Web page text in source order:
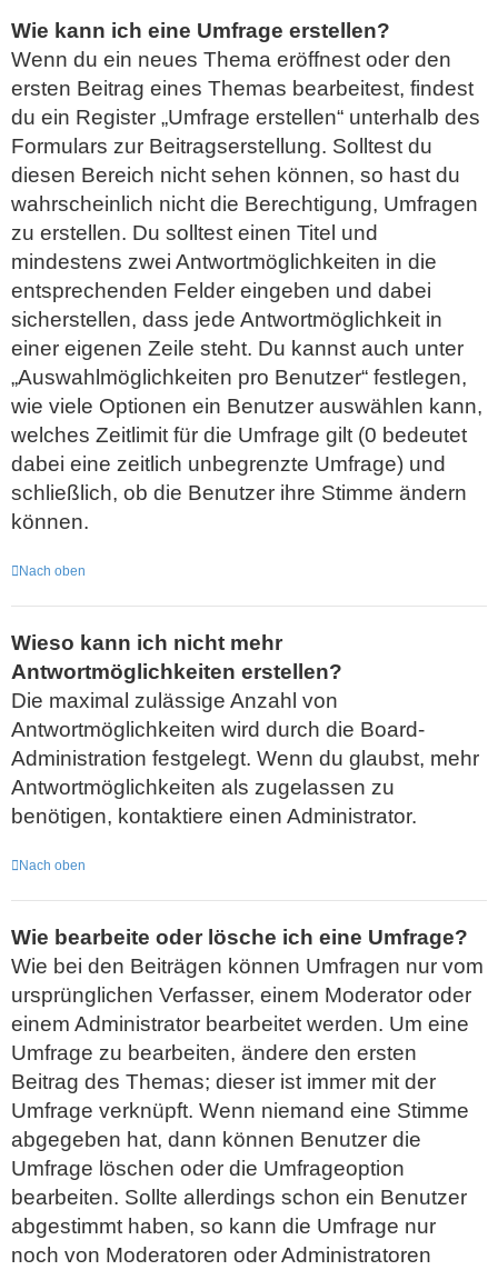
Wie kann ich eine Umfrage erstellen?
Wenn du ein neues Thema eröffnest oder den
ersten Beitrag eines Themas bearbeitest, findest
du ein Register „Umfrage erstellen“ unterhalb des
Formulars zur Beitragserstellung. Solltest du
diesen Bereich nicht sehen können, so hast du
wahrscheinlich nicht die Berechtigung, Umfragen
zu erstellen. Du solltest einen Titel und
mindestens zwei Antwortmöglichkeiten in die
entsprechenden Felder eingeben und dabei
sicherstellen, dass jede Antwortmöglichkeit in
einer eigenen Zeile steht. Du kannst auch unter
„Auswahlmöglichkeiten pro Benutzer“ festlegen,
wie viele Optionen ein Benutzer auswählen kann,
welches Zeitlimit für die Umfrage gilt (0 bedeutet
dabei eine zeitlich unbegrenzte Umfrage) und
schließlich, ob die Benutzer ihre Stimme ändern
können.
Nach oben
Wieso kann ich nicht mehr
Antwortmöglichkeiten erstellen?
Die maximal zulässige Anzahl von
Antwortmöglichkeiten wird durch die Board-
Administration festgelegt. Wenn du glaubst, mehr
Antwortmöglichkeiten als zugelassen zu
benötigen, kontaktiere einen Administrator.
Nach oben
Wie bearbeite oder lösche ich eine Umfrage?
Wie bei den Beiträgen können Umfragen nur vom
ursprünglichen Verfasser, einem Moderator oder
einem Administrator bearbeitet werden. Um eine
Umfrage zu bearbeiten, ändere den ersten
Beitrag des Themas; dieser ist immer mit der
Umfrage verknüpft. Wenn niemand eine Stimme
abgegeben hat, dann können Benutzer die
Umfrage löschen oder die Umfrageoption
bearbeiten. Sollte allerdings schon ein Benutzer
abgestimmt haben, so kann die Umfrage nur
noch von Moderatoren oder Administratoren